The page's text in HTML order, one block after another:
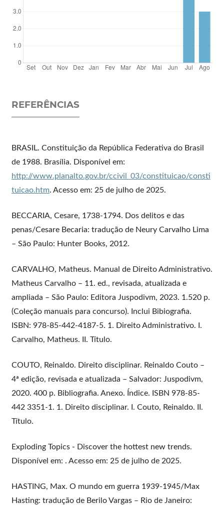
REFERÊNCIAS
BRASIL. Constituição da República Federativa do Brasil
de 1988. Brasília. Disponível em:
http://www.planalto.gov.br/ccivil_03/constituicao/consti
tuicao.htm. Acesso em: 25 de julho de 2025.
BECCARIA, Cesare, 1738-1794. Dos delitos e das
penas/Cesare Becaria: tradução de Neury Carvalho Lima
– São Paulo: Hunter Books, 2012.
CARVALHO, Matheus. Manual de Direito Administrativo.
Matheus Carvalho – 11. ed., revisada, atualizada e
ampliada – São Paulo: Editora Juspodivm, 2023. 1.520 p.
(Coleção manuais para concurso). Inclui Bibiografia.
ISBN: 978-85-442-4187-5. 1. Direito Administrativo. I.
Carvalho, Matheus. II. Título.
COUTO, Reinaldo. Direito disciplinar. Reinaldo Couto –
4ª edição, revisada e atualizada – Salvador: Juspodivm,
2020. 400 p. Bibliografia. Anexo. Índice. ISBN 978-85-
442 3351-1. 1. Direito disciplinar. I. Couto, Reinaldo. II.
Título.
Exploding Topics - Discover the hottest new trends.
Disponível em: . Acesso em: 25 de julho de 2025.
HASTING, Max. O mundo em guerra 1939-1945/Max
Hasting: tradução de Berilo Vargas – Rio de Janeiro: